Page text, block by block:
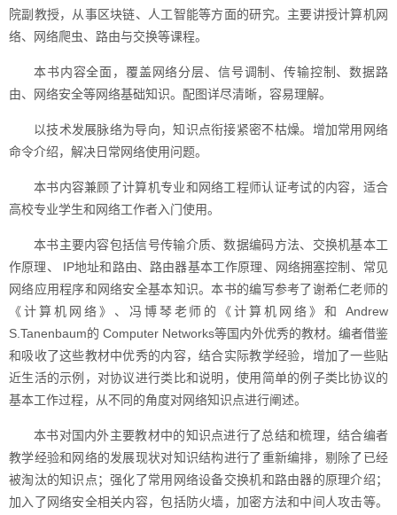
院副教授，从事区块链、人工智能等方面的研究。主要讲授计算机网
络、网络爬虫、路由与交换等课程。
本书内容全面，覆盖网络分层、信号调制、传输控制、数据路
由、网络安全等网络基础知识。配图详尽清晰，容易理解。
以技术发展脉络为导向，知识点衔接紧密不枯燥。增加常用网络
命令介绍，解决日常网络使用问题。
本书内容兼顾了计算机专业和网络工程师认证考试的内容，适合
高校专业学生和网络工作者入门使用。
本书主要内容包括信号传输介质、数据编码方法、交换机基本工
作原理、 IP地址和路由、路由器基本工作原理、网络拥塞控制、常见
网络应用程序和网络安全基本知识。本书的编写参考了谢希仁老师的
《计算机网络》、冯博琴老师的《计算机网络》和 Andrew
S.Tanenbaum的 Computer Networks等国内外优秀的教材。编者借鉴
和吸收了这些教材中优秀的内容，结合实际教学经验，增加了一些贴
近生活的示例，对协议进行类比和说明，使用简单的例子类比协议的
基本工作过程，从不同的角度对网络知识点进行阐述。
本书对国内外主要教材中的知识点进行了总结和梳理，结合编者
教学经验和网络的发展现状对知识结构进行了重新编排，剔除了已经
被淘汰的知识点；强化了常用网络设备交换机和路由器的原理介绍；
加入了网络安全相关内容，包括防火墙，加密方法和中间人攻击等。